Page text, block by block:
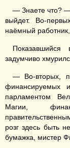
— Знаете что?
выйдет. Во-
наёмный
задумчиво
— Во-вторых,
финансируемых
парламентом
Магии,
розг здесь быть
бумажка, мистер